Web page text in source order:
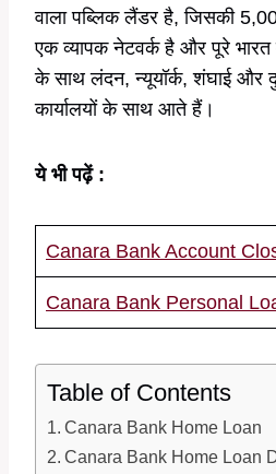
वाला पब्लिक लैंडर है, जिसकी
एक व्यापक नेटवर्क है और पूरे
के साथ लंदन, न्यूयॉर्क, शंघाई और
कार्यालयों के साथ आते हैं।
ये भी पढ़ें :
Canara Bank Account
Canara Bank Personal
Table of Contents
Canara Bank Home Loan
Canara Bank Home Loan